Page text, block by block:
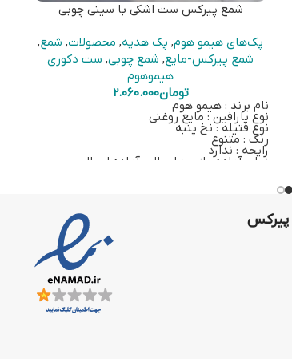
شمع پیرکس ست اشکی با سینی چوبی
پک‌های هیمو هوم, پک هدیه, محصولات, شمع,
شمع پیرکس-مایع, شمع چوبی, ست دکوری
هیموهوم
تومان2.060.000
نام برند : هیمو هوم
نوع پارافین : مایع روغنی
نوع فتیله : نخ پنبه
رنگ : متنوع
رایحه : ندارد
زمان آماده‌سازی و ارسال : آماده ارسال
سری آسانریز، سینی، جاعودی و اسنوفر کوتاه
بیرنگ ارسال میشود.
رنگ سوخت اولیه ارسالی دو عدد 100 سی‌سی
برای خرید سوخت رنگی بر روی این
خرید سوخت اضافی برای این ست توصیه
این لینککلیک کنید.
برای خرید سرفتیله شیشه‌ای بر رویاین لینک
پیرکس